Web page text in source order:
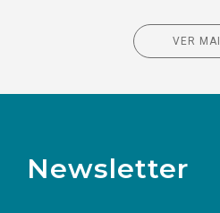
VER
Newsletter